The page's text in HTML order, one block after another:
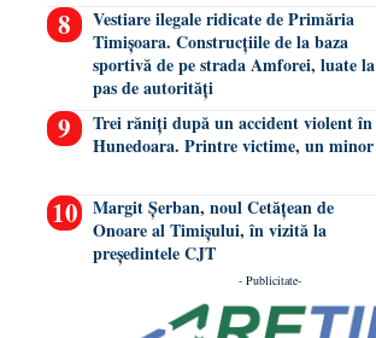
Vestiare ilegale ridicate de Primăria
Timișoara. Construcțiile de la baza
sportivă de pe strada Amforei, luate la
pas de autorități
Trei răniți după un accident violent în
Hunedoara. Printre victime, un minor
Margit Șerban, noul Cetățean de
Onoare al Timișului, în vizită la
președintele CJT
- Publicitate-